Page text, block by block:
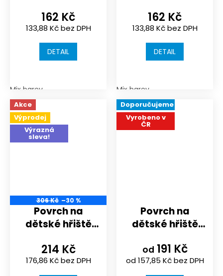
sportoviště |
306x306x20 mm
| spojení puzzle
133,88 Kč bez DPH
162 Kč
DETAIL
Mix barev
sportoviště |
306x306x20 mm
| spojení puzzle
133,88 Kč bez DPH
162 Kč
DETAIL
Mix barev
Akce
Výprodej
Výrazná
sleva!
306 Kč –30 %
Povrch na
dětské hřiště
sportoviště |
306x306x30
176,86 Kč bez DPH
214 Kč
Doporučujeme
Vyrobeno v
ČR
Povrch na
dětské hřiště
sportoviště |
500x500 |
od 157,85 Kč bez DPH
od 191 Kč